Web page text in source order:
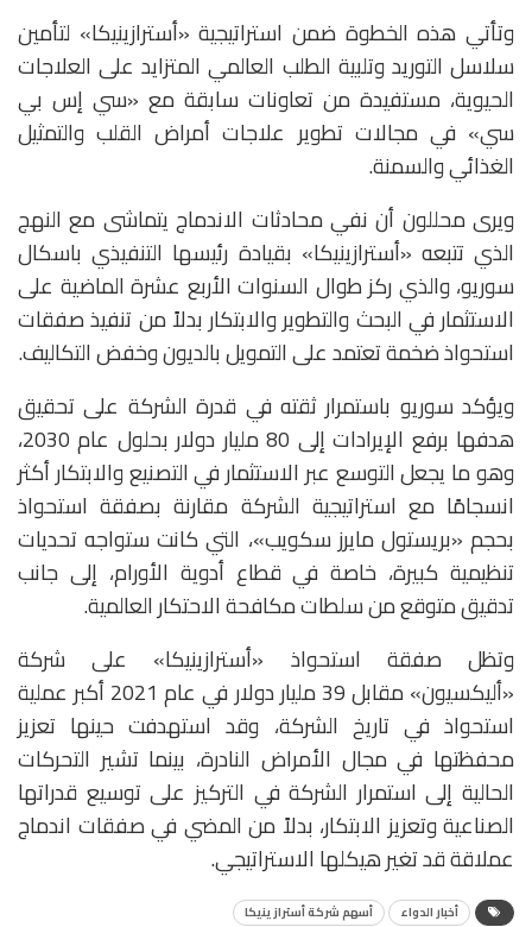
وتأتي هذه الخطوة ضمن استراتيجية «أسترازينيكا» لتأمين
سلاسل التوريد وتلبية الطلب العالمي المتزايد على العلاجات
الحيوية، مستفيدة من تعاونات سابقة مع «سي إس بي
سي» في مجالات تطوير علاجات أمراض القلب والتمثيل
الغذائي والسمنة.
ويرى محللون أن نفي محادثات الاندماج يتماشى مع النهج
الذي تتبعه «أسترازينيكا» بقيادة رئيسها التنفيذي باسكال
سوريو، والذي ركز طوال السنوات الأربع عشرة الماضية على
الاستثمار في البحث والتطوير والابتكار بدلاً من تنفيذ صفقات
استحواذ ضخمة تعتمد على التمويل بالديون وخفض التكاليف.
ويؤكد سوريو باستمرار ثقته في قدرة الشركة على تحقيق
هدفها برفع الإيرادات إلى 80 مليار دولار بحلول عام 2030،
وهو ما يجعل التوسع عبر الاستثمار في التصنيع والابتكار أكثر
انسجامًا مع استراتيجية الشركة مقارنة بصفقة استحواذ
بحجم «بريستول مايرز سكويب»، التي كانت ستواجه تحديات
تنظيمية كبيرة، خاصة في قطاع أدوية الأورام، إلى جانب
تدقيق متوقع من سلطات مكافحة الاحتكار العالمية.
وتظل صفقة استحواذ «أسترازينيكا» على شركة
«أليكسيون» مقابل 39 مليار دولار في عام 2021 أكبر عملية
استحواذ في تاريخ الشركة، وقد استهدفت حينها تعزيز
محفظتها في مجال الأمراض النادرة، بينما تشير التحركات
الحالية إلى استمرار الشركة في التركيز على توسيع قدراتها
الصناعية وتعزيز الابتكار، بدلاً من المضي في صفقات اندماج
عملاقة قد تغير هيكلها الاستراتيجي.
أخبار الدواء
أسهم شركة أسترازينيكا